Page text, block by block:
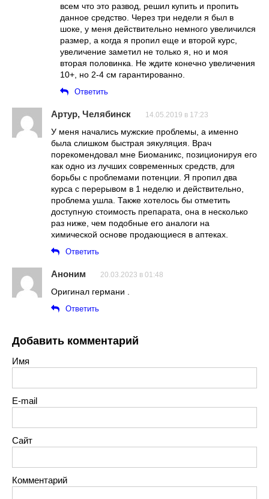
всем что это развод, решил купить и пропить
данное средство. Через три недели я был в
шоке, у меня действительно немного увеличился
размер, а когда я пропил еще и второй курс,
увеличение заметил не только я, но и моя
вторая половинка. Не ждите конечно увеличения
10+, но 2-4 см гарантированно.
Ответить
Артур, Челябинск 14.05.2019 в 17:23
У меня начались мужские проблемы, а именно
была слишком быстрая эякуляция. Врач
порекомендовал мне Биоманикс, позиционируя его
как одно из лучших современных средств, для
борьбы с проблемами потенции. Я пропил два
курса с перерывом в 1 неделю и действительно,
проблема ушла. Также хотелось бы отметить
доступную стоимость препарата, она в несколько
раз ниже, чем подобные его аналоги на
химической основе продающиеся в аптеках.
Ответить
Аноним 20.03.2023 в 01:48
Оригинал германи .
Ответить
Добавить комментарий
Имя
E-mail
Сайт
Комментарий